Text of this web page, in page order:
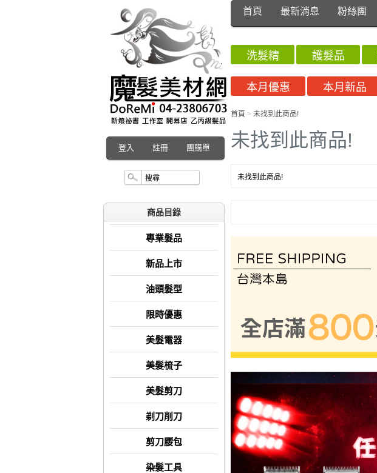
登入 註冊 團購單
首頁 最新消息 粉絲團
商品目錄
專業髮品
新品上市
油頭髮型
限時優惠
美髮電器
美髮梳子
美髮剪刀
剃刀削刀
剪刀腰包
染髮工具
洗髮精 護髮品
本月優惠
本月新品
首頁 > 未找到此商品!
未找到此商品!
未找到此商品!